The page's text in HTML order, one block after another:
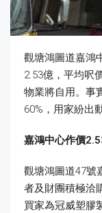
觀塘鴻圖道嘉鴻
2.53億，平均呎
物業將自用。事
60%，用家紛出
嘉鴻中心作價
觀塘鴻圖道47號
者及財團積極洽
買家為冠威塑膠